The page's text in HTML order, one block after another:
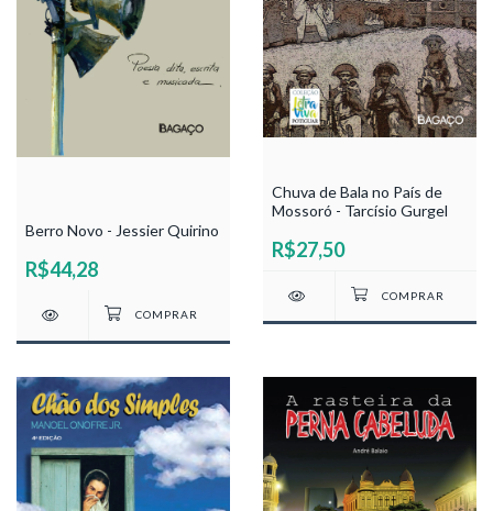
Berro Novo - Jessier Quirino
R$44,28
Chuva de Bala no País de
Mossoró - Tarcísio Gurgel
R$27,50